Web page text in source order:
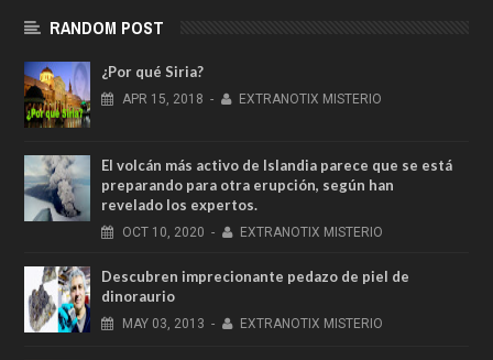
RANDOM POST
¿Por qué Siria?
APR 15, 2018 - EXTRANOTIX MISTERIO
El volcán más activo de Islandia parece que se está
preparando para otra erupción, según han
revelado los expertos.
OCT 10, 2020 - EXTRANOTIX MISTERIO
Descubren imprecionante pedazo de piel de
dinoraurio
MAY 03, 2013 - EXTRANOTIX MISTERIO